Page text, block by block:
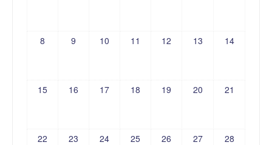
8 9 10 11 12 13 14
15 16 17 18 19 20 21
22 23 24 25 26 27 28